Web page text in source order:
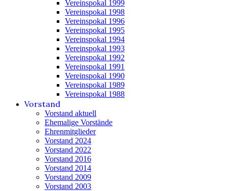
Vereinspokal 1999
Vereinspokal 1998
Vereinspokal 1996
Vereinspokal 1995
Vereinspokal 1994
Vereinspokal 1993
Vereinspokal 1992
Vereinspokal 1991
Vereinspokal 1990
Vereinspokal 1989
Vereinspokal 1988
Vorstand
Vorstand aktuell
Ehemalige Vorstände
Ehrenmitglieder
Vorstand 2024
Vorstand 2022
Vorstand 2016
Vorstand 2014
Vorstand 2009
Vorstand 2003